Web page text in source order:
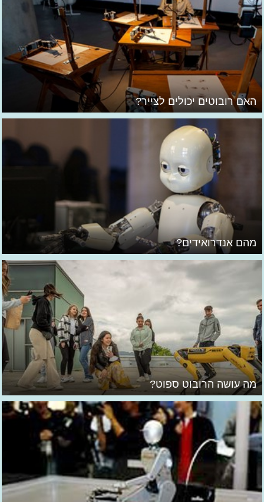
האם רובוטים יכולים לצייר?
מהם אנדרואידים?
מה עושה הרובוט ספוט?